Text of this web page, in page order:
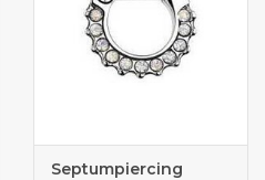
Septumpiercing